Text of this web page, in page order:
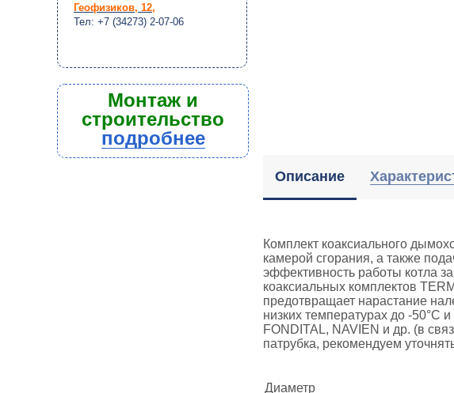
Описание
Комплект коаксиального
камерой сгорания, а также
эффективность работы котла
коаксиальных комплектов
предотвращает нарастание
низких температурах до -50°С
FONDITAL, NAVIEN и др. (в
патрубка, рекомендуем
Диаметр
Геофизиков, 12,
Тел: +7 (34273) 2-07-06
Монтаж и
строительство
подробнее